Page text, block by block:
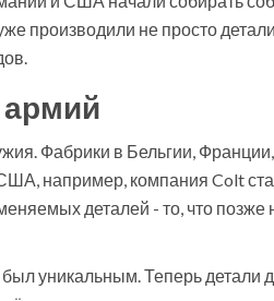
производили не просто
Фабрики в Бельгии,
например, компания Colt
деталей - то, что позже
уникальным. Теперь детали